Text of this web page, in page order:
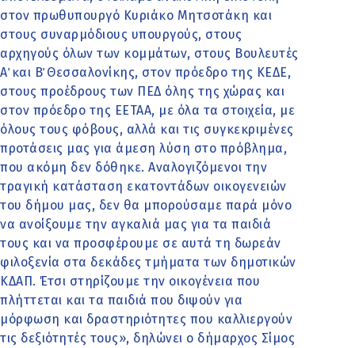
στον πρωθυπουργό Κυριάκο Μητσοτάκη και
στους συναρμόδιους υπουργούς, στους
αρχηγούς όλων των κομμάτων, στους Βουλευτές
Α΄ και Β΄ Θεσσαλονίκης, στον πρόεδρο της ΚΕΔΕ,
στους προέδρους των ΠΕΔ όλης της χώρας και
στον πρόεδρο της ΕΕΤΑΑ, με όλα τα στοιχεία, με
όλους τους φόβους, αλλά και τις συγκεκριμένες
προτάσεις μας για άμεση λύση στο πρόβλημα,
που ακόμη δεν δόθηκε. Αναλογιζόμενοι την
τραγική κατάσταση εκατοντάδων οικογενειών
του δήμου μας, δεν θα μπορούσαμε παρά μόνο
να ανοίξουμε την αγκαλιά μας για τα παιδιά
τους και να προσφέρουμε σε αυτά τη δωρεάν
φιλοξενία στα δεκάδες τμήματα των δημοτικών
ΚΔΑΠ. Έτσι στηρίζουμε την οικογένεια που
πλήττεται και τα παιδιά που διψούν για
μόρφωση και δραστηριότητες που καλλιεργούν
τις δεξιότητές τους», δηλώνει ο δήμαρχος Σίμος